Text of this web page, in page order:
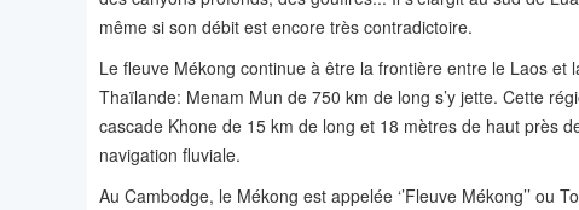
même si son débit est encore très contradictoire.
Le fleuve Mékong continue à être la frontière entre le Laos
Thaïlande: Menam Mun de 750 km de long s’y jette. Cette
cascade Khone de 15 km de long et 18 mètres de haut près
navigation fluviale.
Au Cambodge, le Mékong est appelée ‘’Fleuve Mékong’’